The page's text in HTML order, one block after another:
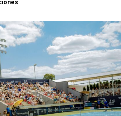
015n3ZhYh4
January 16, 2020
serbio, ganador de siete
coincidió en su lado
el propio Federer, el
el italiano Matteo Berrettini